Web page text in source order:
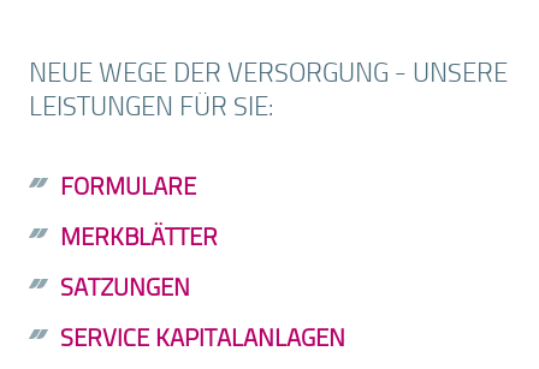
NEUE WEGE DER VERSORGUNG - UNSERE
LEISTUNGEN FÜR SIE:
FORMULARE
MERKBLÄTTER
SATZUNGEN
SERVICE KAPITALANLAGEN